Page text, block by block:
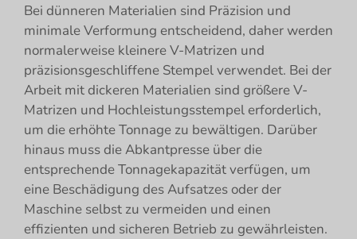
Bei dünneren Materialien sind Präzision und
minimale Verformung entscheidend, daher werden
normalerweise kleinere V-Matrizen und
präzisionsgeschliffene Stempel verwendet. Bei der
Arbeit mit dickeren Materialien sind größere V-
Matrizen und Hochleistungsstempel erforderlich,
um die erhöhte Tonnage zu bewältigen. Darüber
hinaus muss die Abkantpresse über die
entsprechende Tonnagekapazität verfügen, um
eine Beschädigung des Aufsatzes oder der
Maschine selbst zu vermeiden und einen
effizienten und sicheren Betrieb zu gewährleisten.